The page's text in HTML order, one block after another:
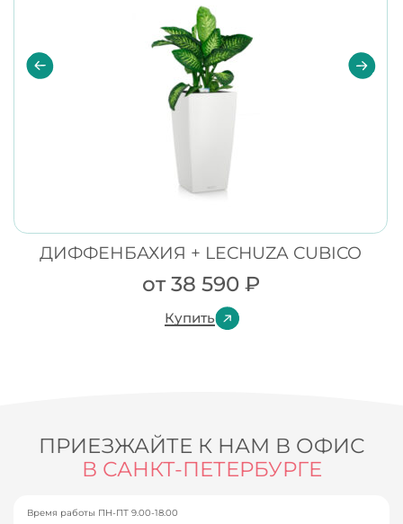
ДИФФЕНБАХИЯ + LECHUZA CUBICO
от38 590 ₽
Купить
ПРИЕЗЖАЙТЕ К НАМ В ОФИС
В САНКТ-ПЕТЕРБУРГЕ
Время работы ПН-ПТ 9.00-18.00